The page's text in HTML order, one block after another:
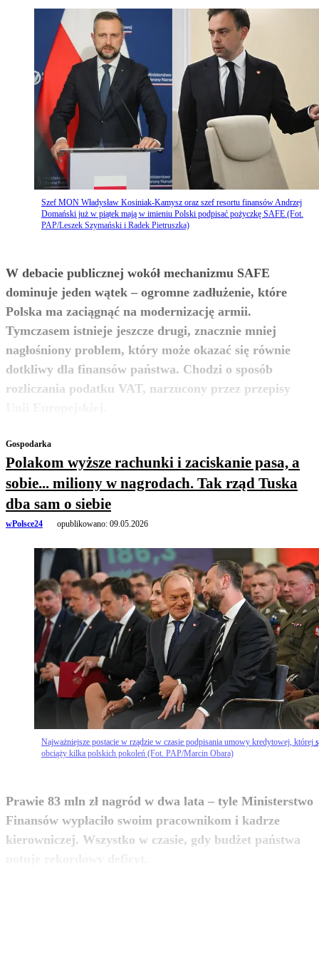
Szef MON Władysław Kosiniak-Kamysz oraz szef resortu finansów Andrzej
Domański już w piątek mają w imieniu Polski podpisać pożyczkę SAFE (Fot.
PAP/Leszek Szymański i Radek Pietruszka)
W debacie publicznej wokół mechanizmu SAFE
dominuje jeden wątek – ogromne zadłużenie, które
Polska ma zaciągnąć na modernizację armii.
Tymczasem istnieje jeszcze drugi, znacznie mniej
nagłośniony problem, który może okazać się równie
dotkliwy dla finansów państwa. Chodzi o sposób
rozliczania podatku VAT, narzucony przez przepisy
zobacz więcej
Gospodarka
Polakom wyższe rachunki i zaciskanie pasa, a
sobie... miliony w nagrodach. Tak rząd Tuska
dba sam o siebie
wPolsce24 opublikowano: 09.05.2026
Najważniejsze postacie w rządzie w czasie podpisania umowy kredytowej, której
obciąży kilka polskich pokoleń (Fot. PAP/Marcin Obara)
Prawie 83 mln zł nagród w dwa lata – tyle Ministerstwo
Finansów wypłaciło swoim pracownikom i kadrze
kierowniczej. Wszystko w czasie, gdy budżet państwa
zobacz więcej